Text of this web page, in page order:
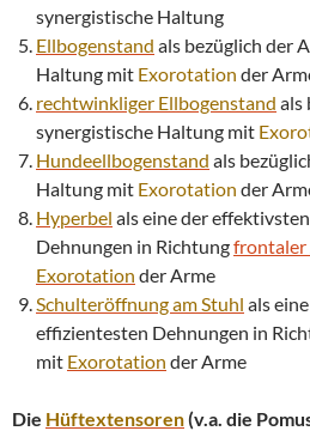
synergistische Haltung
Ellbogenstand als bezüglich der
Haltung mit Exorotation der
rechtwinkliger Ellbogenstand als
synergistische Haltung mit
Hundeellbogenstand als
Haltung mit Exorotation der
Hyperbel als eine der
Dehnungen in Richtungfrontaler
Exorotation der Arme
Schulteröffnung am Stuhl als
effizientesten Dehnungen in
mit Exorotation der Arme
Die Hüftextensoren(v.a. die